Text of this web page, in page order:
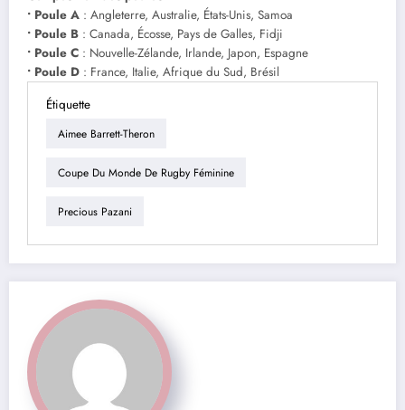
• Poule A : Angleterre, Australie, États-Unis, Samoa
• Poule B : Canada, Écosse, Pays de Galles, Fidji
• Poule C : Nouvelle-Zélande, Irlande, Japon, Espagne
• Poule D : France, Italie, Afrique du Sud, Brésil
Étiquette
Aimee Barrett-Theron
Coupe Du Monde De Rugby Féminine
Precious Pazani